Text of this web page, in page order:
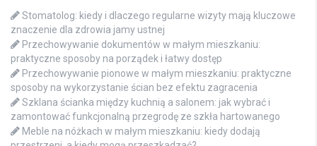
Stomatolog: kiedy i dlaczego regularne wizyty mają kluczowe
znaczenie dla zdrowia jamy ustnej
Przechowywanie dokumentów w małym mieszkaniu:
praktyczne sposoby na porządek i łatwy dostęp
Przechowywanie pionowe w małym mieszkaniu: praktyczne
sposoby na wykorzystanie ścian bez efektu zagracenia
Szklana ścianka między kuchnią a salonem: jak wybrać i
zamontować funkcjonalną przegrodę ze szkła hartowanego
Meble na nóżkach w małym mieszkaniu: kiedy dodają